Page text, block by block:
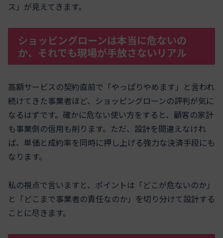
ス」が見えてきます。
ショッピングローンは本当に危ないの
か、それでも現場が手放さないリアル
高額サービスの契約直前で「やっぱりやめます」と言われ
続けてきた事業者ほど、ショッピングローンの評判が気に
なるはずです。確かに危ない使い方をすると、顧客の家計
も事業側の信用も削ります。ただ、設計を間違えなけれ
ば、単価と成約率を同時に押し上げる強力な決済手段にも
なります。
私の視点で言いますと、ポイントは「どこが危ないのか」
と「どこまで事業者の責任なのか」を切り分けて設計する
ことに尽きます。